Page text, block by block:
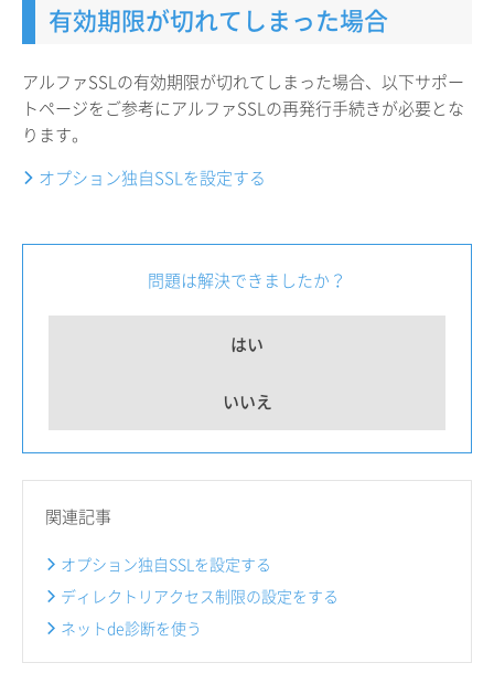
有効期限が切れてしまった場合
アルファSSLの有効期限が切れてしまった場合、以下サポー
トページをご参考にアルファSSLの再発行手続きが必要とな
ります。
オプション独自SSLを設定する
問題は解決できましたか？
はい
いいえ
関連記事
オプション独自SSLを設定する
ディレクトリアクセス制限の設定をする
ネットde診断を使う